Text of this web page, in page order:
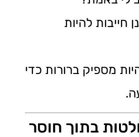
חייבות להיות
מספיק ברורות כדי
בתוך חוסר